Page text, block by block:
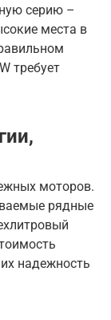
серию –
места в
требует
моторов.
рядные
надежность